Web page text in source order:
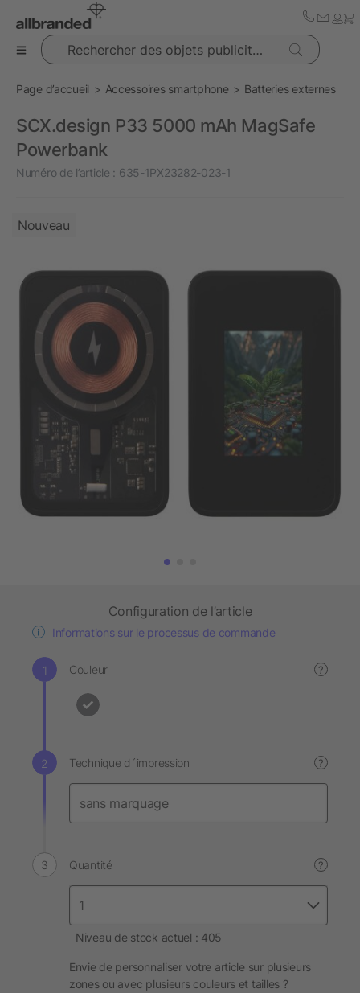
Rechercher des objets publicitaires
Page d’accueil Accessoires smartphone Batteries externes
SCX.design P33 5000 mAh MagSafe
Powerbank
Numéro de l’article : 635-1PX23282-023-1
Nouveau
Configuration de l’article
Informations sur le processus de commande
Couleur ?
Technique d´impression ?
Quantité ?
Niveau de stock actuel : 405
Envie de personnaliser votre article sur plusieurs
zones ou avec plusieurs couleurs et tailles ?